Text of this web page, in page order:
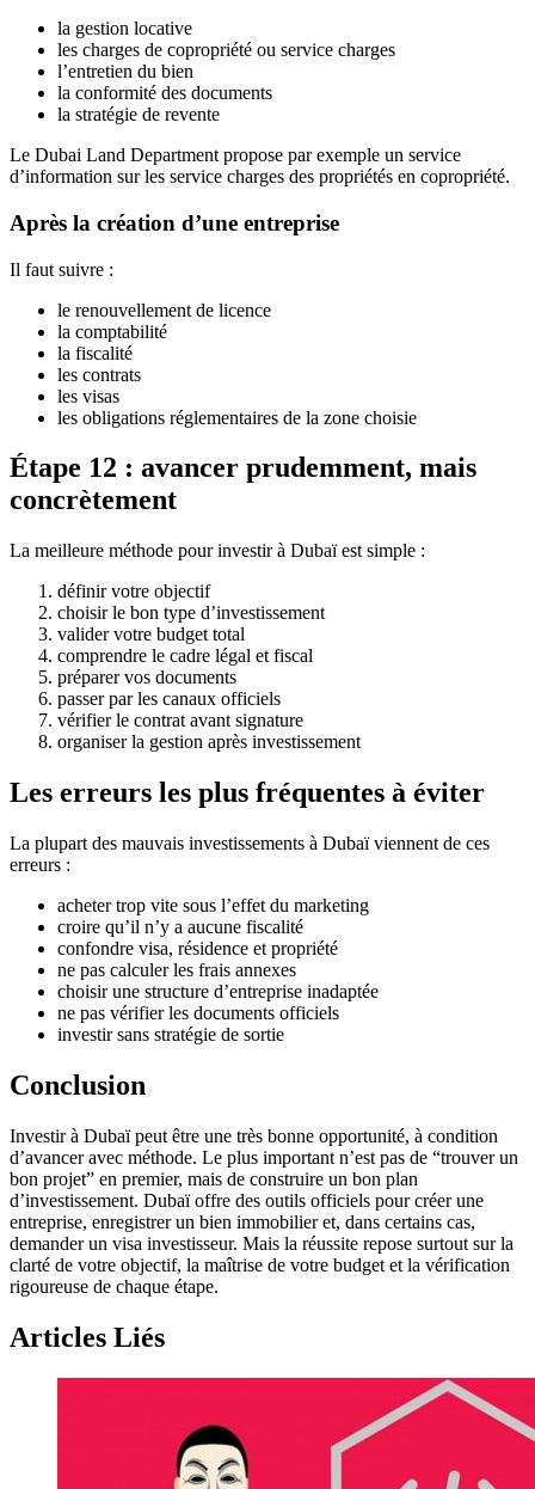
la gestion locative
les charges de copropriété ou service charges
l’entretien du bien
la conformité des documents
la stratégie de revente
Le Dubai Land Department propose par exemple un service
d’information sur les service charges des propriétés en copropriété.
Après la création d’une entreprise
Il faut suivre :
le renouvellement de licence
la comptabilité
la fiscalité
les contrats
les visas
les obligations réglementaires de la zone choisie
Étape 12 : avancer prudemment, mais
concrètement
La meilleure méthode pour investir à Dubaï est simple :
définir votre objectif
choisir le bon type d’investissement
valider votre budget total
comprendre le cadre légal et fiscal
préparer vos documents
passer par les canaux officiels
vérifier le contrat avant signature
organiser la gestion après investissement
Les erreurs les plus fréquentes à éviter
La plupart des mauvais investissements à Dubaï viennent de ces
erreurs :
acheter trop vite sous l’effet du marketing
croire qu’il n’y a aucune fiscalité
confondre visa, résidence et propriété
ne pas calculer les frais annexes
choisir une structure d’entreprise inadaptée
ne pas vérifier les documents officiels
investir sans stratégie de sortie
Conclusion
Investir à Dubaï peut être une très bonne opportunité, à condition
d’avancer avec méthode. Le plus important n’est pas de “trouver un
bon projet” en premier, mais de construire un bon plan
d’investissement. Dubaï offre des outils officiels pour créer une
entreprise, enregistrer un bien immobilier et, dans certains cas,
demander un visa investisseur. Mais la réussite repose surtout sur la
clarté de votre objectif, la maîtrise de votre budget et la vérification
rigoureuse de chaque étape.
Articles Liés